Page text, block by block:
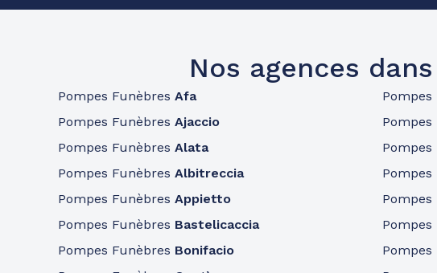
Nos agences
Pompes Funèbres Afa
Pompes Funèbres Ajaccio
Pompes Funèbres Alata
Pompes Funèbres Albitreccia
Pompes Funèbres Appietto
Pompes Funèbres Bastelicaccia
Pompes Funèbres Bonifacio
Pompes
Pompes
Pompes
Pompes
Pompes
Pompes
Pompes